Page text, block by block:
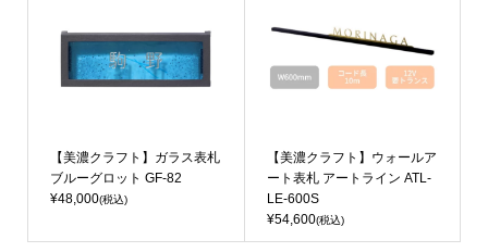
【美濃クラフト】ガラス表札
ブルーグロット GF-82
¥48,000(税込)
【美濃クラフト】ウォールア
ート表札 アートライン ATL-
LE-600S
¥54,600(税込)